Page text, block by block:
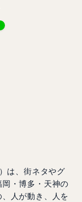
は、街ネタやグ
・博多・天神の
人が動き、人を